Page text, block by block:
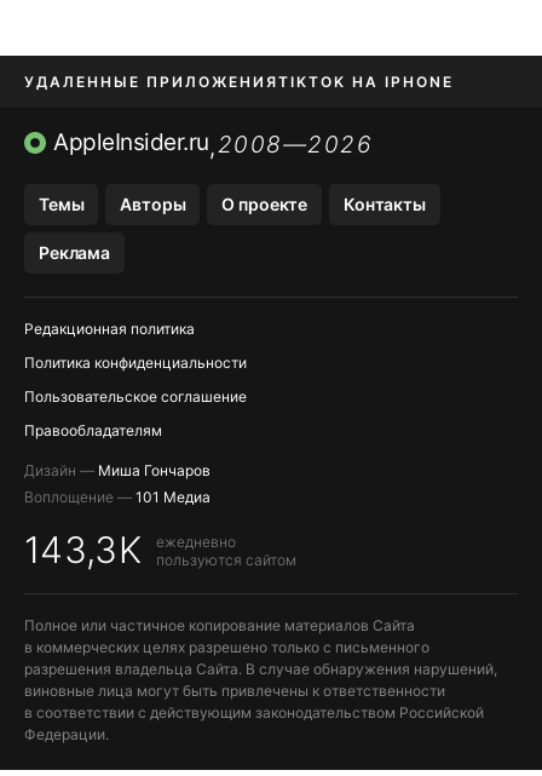
УДАЛЕННЫЕ ПРИЛОЖЕНИЯTIKTOK НА IPHONE
ПРИЛОЖЕНИЯ БЕЗ APP STORE
AppleInsider.ru,2008—2026
Темы Авторы О проекте Контакты
Реклама
Редакционная политика
Политика конфиденциальности
Пользовательское соглашение
Правообладателям
Дизайн — Миша Гончаров
Воплощение — 101 Медиа
143,3K
ежедневно
пользуются сайтом
Полное или частичное копирование материалов Сайта
в коммерческих целях разрешено только с письменного
разрешения владельца Сайта. В случае обнаружения нарушений,
виновные лица могут быть привлечены к ответственности
в соответствии с действующим законодательством Российской
Федерации.